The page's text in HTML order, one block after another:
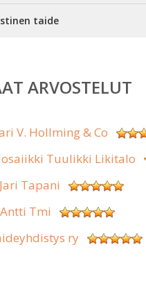
taide
ARVOSTELUT
V. Hollming & Co
Tuulikki Likitalo
Tapani
Tmi
ry